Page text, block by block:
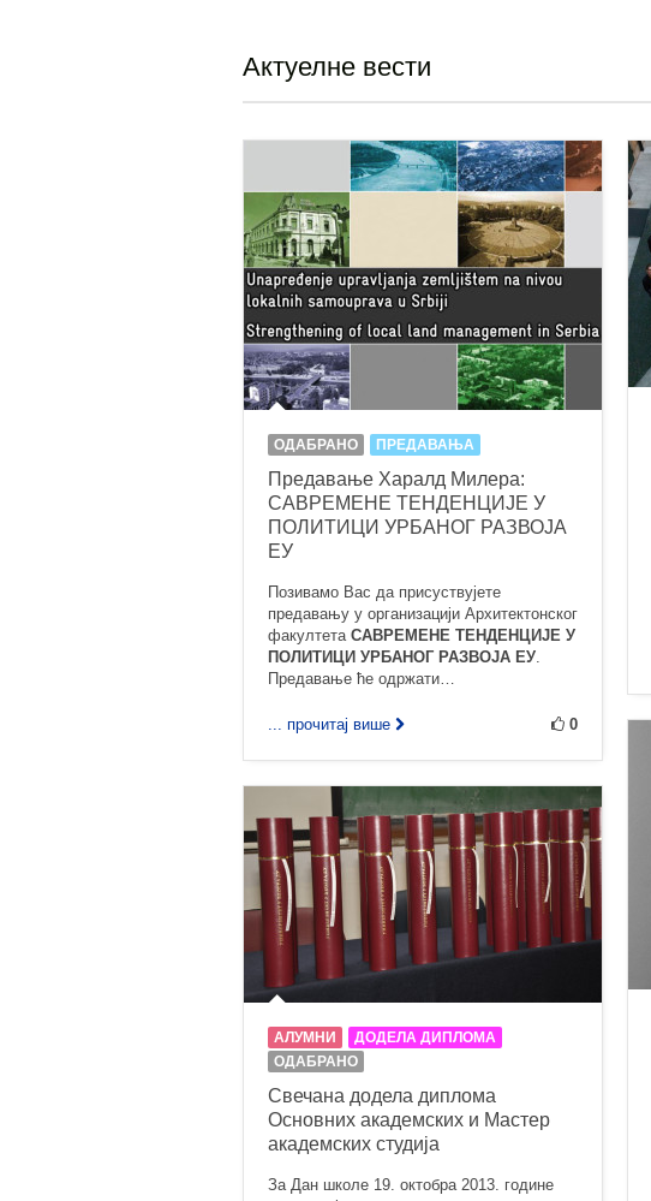
Актуелне вести
ОДАБРАНО ПРЕДАВАЊА
Предавање Харалд Милера:
САВРЕМЕНЕ ТЕНДЕНЦИЈЕ У
ПОЛИТИЦИ УРБАНОГ РАЗВОЈА
ЕУ
Позивамо Вас да присуствујете
предавању у организацији Архитектонског
факултета САВРЕМЕНЕ ТЕНДЕНЦИЈЕ У
ПОЛИТИЦИ УРБАНОГ РАЗВОЈА ЕУ.
Предавање ће одржати…
... прочитај више 0
АЛУМНИ
ДОДЕЛА ДИПЛОМА
ОДАБРАНО
Свечана додела диплома
Основних академских и Мастер
академских студија
За Дан школе 19. октобра 2013. године